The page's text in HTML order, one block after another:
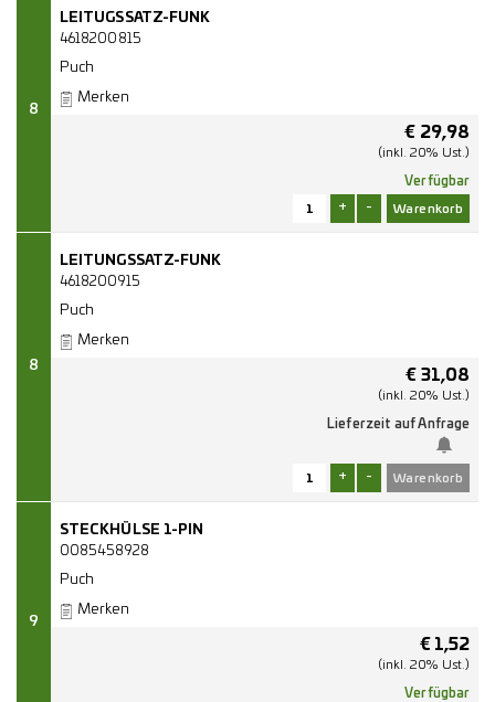
8
LEITUGSSATZ-FUNK
4618200815
Puch
Merken
€ 29,98
(inkl. 20% Ust.)
Verfügbar
+ -
8
LEITUNGSSATZ-FUNK
4618200915
Puch
Merken
€ 31,08
(inkl. 20% Ust.)
Lieferzeit auf Anfrage
+ -
9
STECKHÜLSE 1-PIN
0085458928
Puch
Merken
€ 1,52
(inkl. 20% Ust.)
Verfügbar